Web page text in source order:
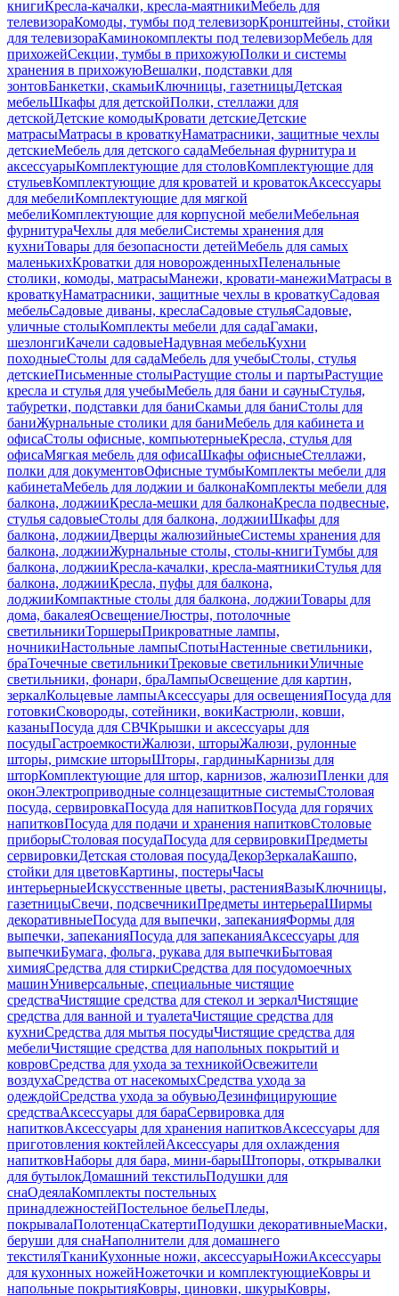
книгиКресла-качалки, кресла-маятникиМебель для
телевизораКомоды, тумбы под телевизорКронштейны, стойки
для телевизораКаминокомплекты под телевизорМебель для
прихожейСекции, тумбы в прихожуюПолки и системы
хранения в прихожуюВешалки, подставки для
зонтовБанкетки, скамьиКлючницы, газетницыДетская
мебельШкафы для детскойПолки, стеллажи для
детскойДетские комодыКровати детскиеДетские
матрасыМатрасы в кроваткуНаматрасники, защитные чехлы
детскиеМебель для детского садаМебельная фурнитура и
аксессуарыКомплектующие для столовКомплектующие для
стульевКомплектующие для кроватей и кроватокАксессуары
для мебелиКомплектующие для мягкой
мебелиКомплектующие для корпусной мебелиМебельная
фурнитураЧехлы для мебелиСистемы хранения для
кухниТовары для безопасности детейМебель для самых
маленькихКроватки для новорожденныхПеленальные
столики, комоды, матрасыМанежи, кровати-манежиМатрасы в
кроваткуНаматрасники, защитные чехлы в кроваткуСадовая
мебельСадовые диваны, креслаСадовые стульяСадовые,
уличные столыКомплекты мебели для садаГамаки,
шезлонгиКачели садовыеНадувная мебельКухни
походныеСтолы для садаМебель для учебыСтолы, стулья
детскиеПисьменные столыРастущие столы и партыРастущие
кресла и стулья для учебыМебель для бани и сауныСтулья,
табуретки, подставки для баниСкамьи для баниСтолы для
баниЖурнальные столики для баниМебель для кабинета и
офисаСтолы офисные, компьютерныеКресла, стулья для
офисаМягкая мебель для офисаШкафы офисныеСтеллажи,
полки для документовОфисные тумбыКомплекты мебели для
кабинетаМебель для лоджии и балконаКомплекты мебели для
балкона, лоджииКресла-мешки для балконаКресла подвесные,
стулья садовыеСтолы для балкона, лоджииШкафы для
балкона, лоджииДверцы жалюзийныеСистемы хранения для
балкона, лоджииЖурнальные столы, столы-книгиТумбы для
балкона, лоджииКресла-качалки, кресла-маятникиСтулья для
балкона, лоджииКресла, пуфы для балкона,
лоджииКомпактные столы для балкона, лоджииТовары для
дома, бакалеяОсвещениеЛюстры, потолочные
светильникиТоршерыПрикроватные лампы,
ночникиНастольные лампыСпотыНастенные светильники,
браТочечные светильникиТрековые светильникиУличные
светильники, фонари, браЛампыОсвещение для картин,
зеркалКольцевые лампыАксессуары для освещенияПосуда для
готовкиСковороды, сотейники, вокиКастрюли, ковши,
казаныПосуда для СВЧКрышки и аксессуары для
посудыГастроемкостиЖалюзи, шторыЖалюзи, рулонные
шторы, римские шторыШторы, гардиныКарнизы для
шторКомплектующие для штор, карнизов, жалюзиПленки для
оконЭлектроприводные солнцезащитные системыСтоловая
посуда, сервировкаПосуда для напитковПосуда для горячих
напитковПосуда для подачи и хранения напитковСтоловые
приборыСтоловая посудаПосуда для сервировкиПредметы
сервировкиДетская столовая посудаДекорЗеркалаКашпо,
стойки для цветовКартины, постерыЧасы
интерьерныеИскусственные цветы, растенияВазыКлючницы,
газетницыСвечи, подсвечникиПредметы интерьераШирмы
декоративныеПосуда для выпечки, запеканияФормы для
выпечки, запеканияПосуда для запеканияАксессуары для
выпечкиБумага, фольга, рукава для выпечкиБытовая
химияСредства для стиркиСредства для посудомоечных
машинУниверсальные, специальные чистящие
средстваЧистящие средства для стекол и зеркалЧистящие
средства для ванной и туалетаЧистящие средства для
кухниСредства для мытья посудыЧистящие средства для
мебелиЧистящие средства для напольных покрытий и
ковровСредства для ухода за техникойОсвежители
воздухаСредства от насекомыхСредства ухода за
одеждойСредства ухода за обувьюДезинфицирующие
средстваАксессуары для бараСервировка для
напитковАксессуары для хранения напитковАксессуары для
приготовления коктейлейАксессуары для охлаждения
напитковНаборы для бара, мини-барыШтопоры, открывалки
для бутылокДомашний текстильПодушки для
снаОдеялаКомплекты постельных
принадлежностейПостельное бельеПледы,
покрывалаПолотенцаСкатертиПодушки декоративныеМаски,
беруши для снаНаполнители для домашнего
текстиляТканиКухонные ножи, аксессуарыНожиАксессуары
для кухонных ножейНожеточки и комплектующиеКовры и
напольные покрытияКовры, циновки, шкурыКовры,